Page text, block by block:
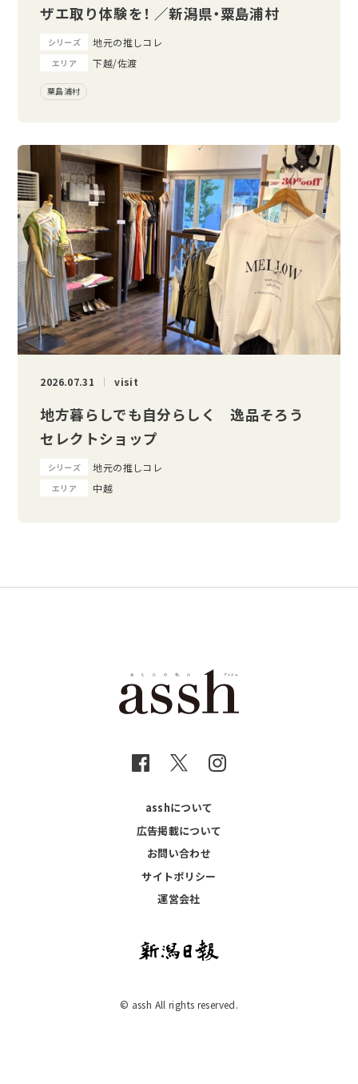
ザエ取り体験を！ ／新潟県・粟島浦村
シリーズ 地元の推しコレ
エリア 下越/佐渡
粟島浦村
2026.07.31 visit
地方暮らしでも自分らしく 逸品そろう
セレクトショップ
シリーズ 地元の推しコレ
エリア 中越
asshについて
広告掲載について
お問い合わせ
サイトポリシー
運営会社
© assh All rights reserved.